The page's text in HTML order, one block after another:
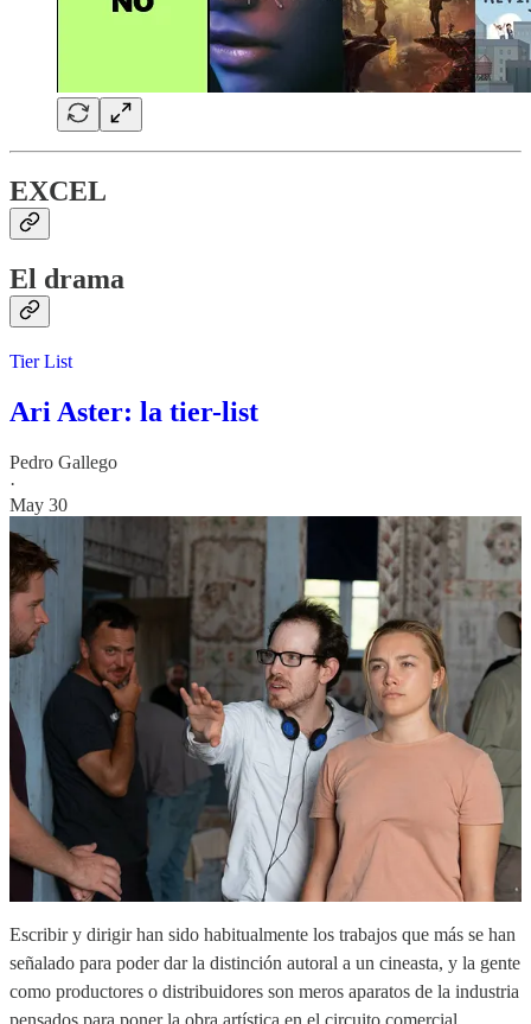
EXCEL
El drama
Tier List
Ari Aster: la tier-list
Pedro Gallego
·
May 30
Escribir y dirigir han sido habitualmente los trabajos que más se han
señalado para poder dar la distinción autoral a un cineasta, y la gente
como productores o distribuidores son meros aparatos de la industria
pensados para poner la obra artística en el circuito comercial